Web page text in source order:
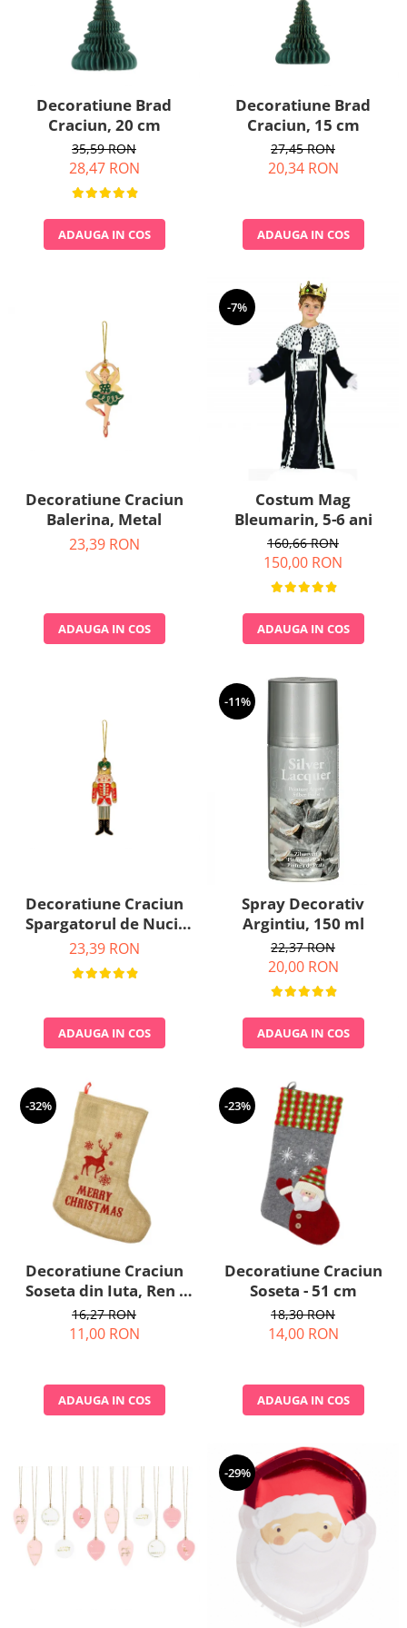
Petrecere Disco
Petrecere Anii '20
Petrecere Mexicana
Petrecere Tropicala
Summer Party
Petrecere Majorat
Petrecere 30 ani
Petrecere 40 Ani
Petrecere 50 ani
Gender Reveal
Petreceri Aniversare
Valentine's Day
Decoratiune Brad
Craciun, 20 cm
35,59 RON
28,47 RON
ADAUGA IN COS
Decoratiune Brad
Craciun, 15 cm
27,45 RON
20,34 RON
ADAUGA IN COS
Decoratiune Craciun
Balerina, Metal
23,39 RON
ADAUGA IN COS
-7%
Costum Mag
Bleumarin, 5-6 ani
160,66 RON
150,00 RON
ADAUGA IN COS
Decoratiune Craciun
Spargatorul de Nuci,
Metal
23,39 RON
ADAUGA IN COS
-11%
Spray Decorativ
Argintiu, 150 ml
22,37 RON
20,00 RON
ADAUGA IN COS
-32%
Decoratiune Craciun
Soseta din Iuta, Ren -
44.5 cm
16,27 RON
11,00 RON
ADAUGA IN COS
-23%
Decoratiune Craciun
Soseta - 51 cm
18,30 RON
14,00 RON
ADAUGA IN COS
-29%